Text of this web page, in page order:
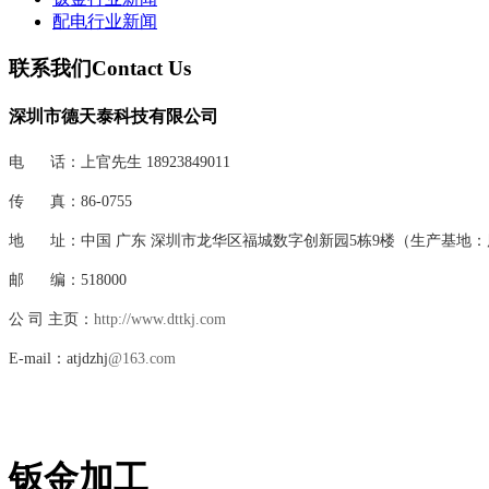
配电行业新闻
联系我们Contact Us
深圳市德天泰科技有限公司
电 话： 上官先生 18923849011
传 真：86-0755
地 址：中国 广东 深圳市龙华区福城数字创新园5栋9楼（生产基地：
邮 编：518000
公 司 主页： http://www.dttkj.com
E-mail：atjdzhj@163.com
钣金加工